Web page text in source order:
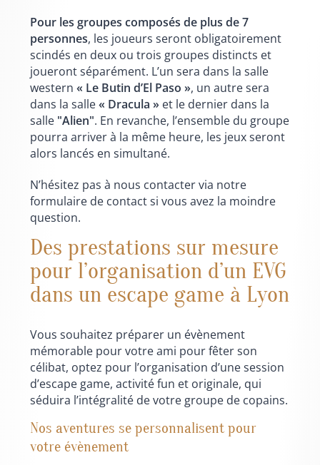
Pour les groupes composés de plus de 7
personnes, les joueurs seront obligatoirement
scindés en deux ou trois groupes distincts et
joueront séparément. L’un sera dans la salle
western « Le Butin d’El Paso », un autre sera
dans la salle« Dracula » et le dernier dans la
salle "Alien". En revanche, l’ensemble du groupe
pourra arriver à la même heure, les jeux seront
alors lancés en simultané.
N’hésitez pas à nous contacter via notre
formulaire de contact si vous avez la moindre
question.
Des prestations sur mesure
pour l’organisation d’un EVG
dans un escape game à Lyon
Vous souhaitez préparer un évènement
mémorable pour votre ami pour fêter son
célibat, optez pour l’organisation d’une session
d’escape game, activité fun et originale, qui
séduira l’intégralité de votre groupe de copains.
Nos aventures se personnalisent pour
votre évènement